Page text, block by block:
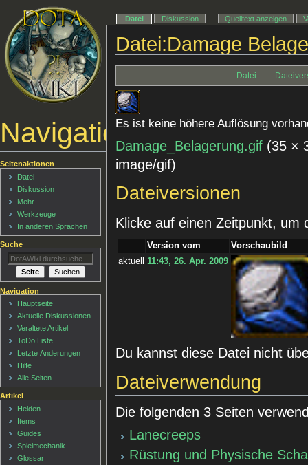
Datei:Damage
Datei
Es ist keine höhere Auflösung
Damage_Belagerung.gif (35 ×
image/gif)
Dateiversionen
Klicke auf einen Zeitpunkt, um
Version vom
Vorschaubild
aktuell
11:43, 26. Apr. 2009
Du kannst diese Datei nicht
Dateiverwendung
Die folgenden 3 Seiten
Lanecreeps
Rüstung und Physische
Navigationsmenü
Datei Diskussion Quelltext anzeigen
Seitenaktionen
Datei
Diskussion
Mehr
Werkzeuge
In anderen Sprachen
Suche
Navigation
Hauptseite
Aktuelle Diskussionen
Veraltete Artikel
ToDo Liste
Letzte Änderungen
Hilfe
Alle Seiten
Artikel
Helden
Items
Guides
Spielmechanik
Glossar